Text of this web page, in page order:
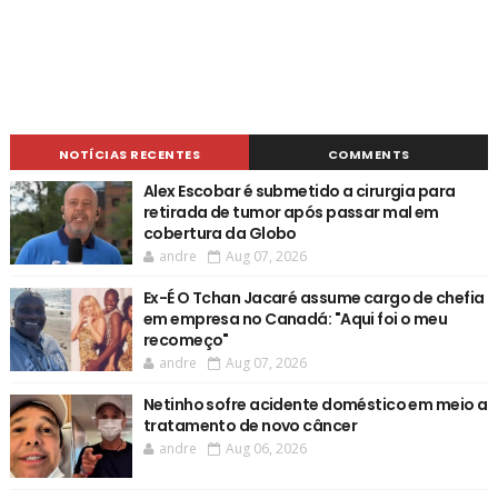
NOTÍCIAS RECENTES COMMENTS
Alex Escobar é submetido a cirurgia para
retirada de tumor após passar mal em
cobertura da Globo
andre Aug 07, 2026
Ex-É O Tchan Jacaré assume cargo de chefia
em empresa no Canadá: "Aqui foi o meu
recomeço"
andre Aug 07, 2026
Netinho sofre acidente doméstico em meio a
tratamento de novo câncer
andre Aug 06, 2026